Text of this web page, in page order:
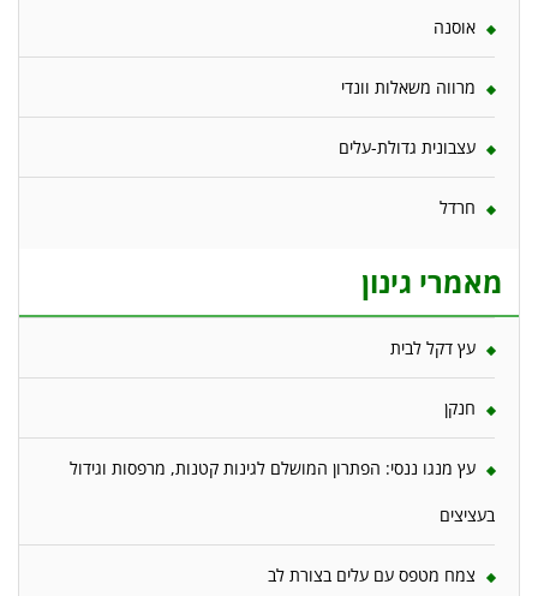
אוסנה
מרווה משאלות וונדי
עצבונית גדולת-עלים
חרדל
מאמרי גינון
עץ דקל לבית
חנקן
עץ מנגו ננסי: הפתרון המושלם לגינות קטנות, מרפסות וגידול
בעציצים
צמח מטפס עם עלים בצורת לב